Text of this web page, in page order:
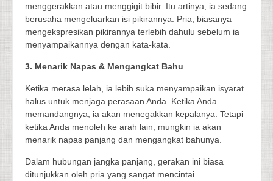
menggerakkan atau menggigit bibir. Itu artinya, ia sedang
berusaha mengeluarkan isi pikirannya. Pria, biasanya
mengekspresikan pikirannya terlebih dahulu sebelum ia
menyampaikannya dengan kata-kata.
3. Menarik Napas & Mengangkat Bahu
Ketika merasa lelah, ia lebih suka menyampaikan isyarat
halus untuk menjaga perasaan Anda. Ketika Anda
memandangnya, ia akan menegakkan kepalanya. Tetapi
ketika Anda menoleh ke arah lain, mungkin ia akan
menarik napas panjang dan mengangkat bahunya.
Dalam hubungan jangka panjang, gerakan ini biasa
ditunjukkan oleh pria yang sangat mencintai